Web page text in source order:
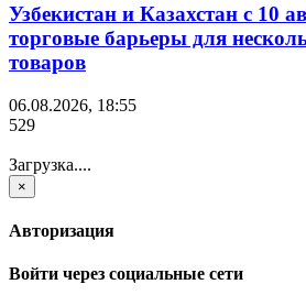
Узбекистан и Казахстан с 10
торговые барьеры для
товаров
06.08.2026, 18:55
529
Загрузка....
×
Авторизация
Войти через социальные сети